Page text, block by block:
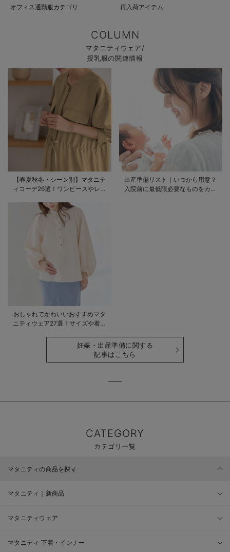
オフィス通勤服カテゴリ 再入荷アイテム
COLUMN
マタニティウェア/
授乳服の関連情報
【春夏秋冬・シーン別】マタニテ
ィコーデ26選！ワンピースやレギ
出産準備リスト｜いつから用意？
入院前に最低限必要なものをカテ
おしゃれでかわいいおすすめマタ
ニティウェア27選！サイズや着る
妊娠・出産準備に関する
記事はこちら
CATEGORY
カテゴリ一覧
マタニティの商品を探す
マタニティ｜新商品
マタニティウェア
マタニティ 下着・インナー